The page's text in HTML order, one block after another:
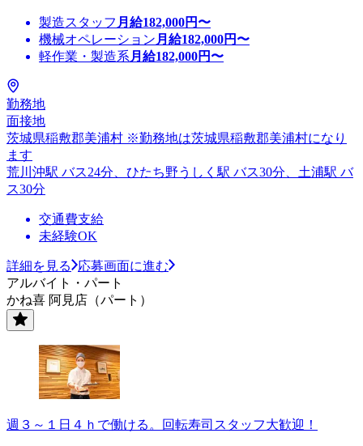
製造スタッフ 月給182,000円〜
機械オペレーション 月給182,000円〜
軽作業・製造系 月給182,000円〜
勤務地
面接地
茨城県稲敷郡美浦村 ※勤務地は茨城県稲敷郡美浦村になり
ます
荒川沖駅 バス24分、ひたち野うしく駅 バス30分、土浦駅 バ
ス30分
交通費支給
未経験OK
詳細を見る
応募画面に進む
アルバイト・パート
かね喜 阿見店（パート）
週３～１日４ｈで働ける。回転寿司スタッフ大歓迎！